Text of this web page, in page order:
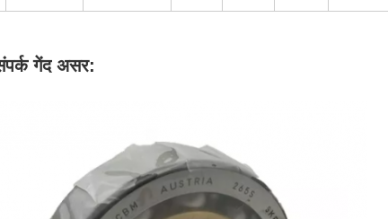
गेंद असर: